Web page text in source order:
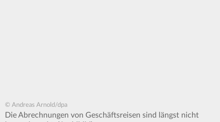
© Andreas Arnold/dpa
Die Abrechnungen von Geschäftsreisen sind längst nicht